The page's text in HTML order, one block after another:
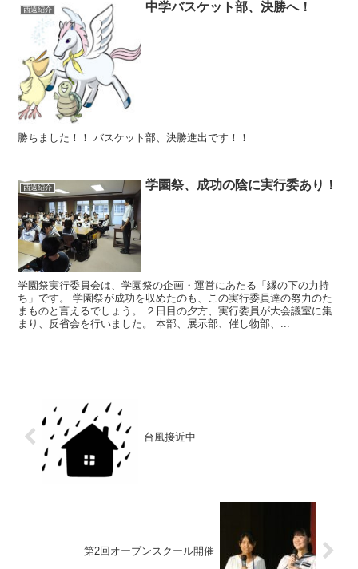
西遠紹介 中学バスケット部、決勝へ！
勝ちました！！ バスケット部、決勝進出です！！
西遠紹介 学園祭、成功の陰に実行委あり！
学園祭実行委員会は、学園祭の企画・運営にあたる「縁の下の力持
ち」です。 学園祭が成功を収めたのも、この実行委員達の努力のた
まものと言えるでしょう。 ２日目の夕方、実行委員が大会議室に集
まり、反省会を行いました。 本部、展示部、催し物部、...
台風接近中
第2回オープンスクール開催